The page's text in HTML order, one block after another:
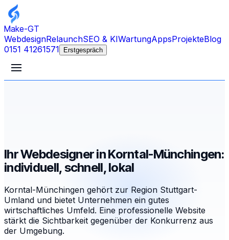
Make-GT
WebdesignRelaunchSEO & KIWartungAppsProjekteBlog
0151 41261571
Erstgespräch
Ihr Webdesigner in Korntal-Münchingen:
individuell, schnell, lokal
Korntal-Münchingen gehört zur Region Stuttgart-
Umland und bietet Unternehmen ein gutes
wirtschaftliches Umfeld. Eine professionelle Website
stärkt die Sichtbarkeit gegenüber der Konkurrenz aus
der Umgebung.